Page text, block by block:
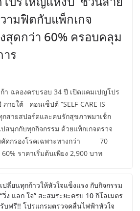
ามฟิตกับแพ็กเกจ
สุดกว่า 60% ครอบคลุม
าร
า ฉลองครบรอบ 34 ปี เปิดแคมเปญโปร
ายใต้ คอนเซ็ปต์ “SELF-CARE IS
ทุกสายสปอร์ตและคนรักสุขภาพมาเช็ก
นุกกับทุกกิจกรรม ด้วยแพ็กเกจตรวจ
คัดกรองโรคเฉพาะทางกว่า 70
ราคาเริ่มต้นเพียง 2,900 บาท
เปลี่ยนทุกก้าวให้หัวใจแข็งแรง กับกิจกรรม
“วิ่ง แลก ใจ” สะสมระยะครบ 10 กิโลเมตร
รับฟรี!! โปรแกรมตรวจคลื่นไฟฟ้าหัวใจ